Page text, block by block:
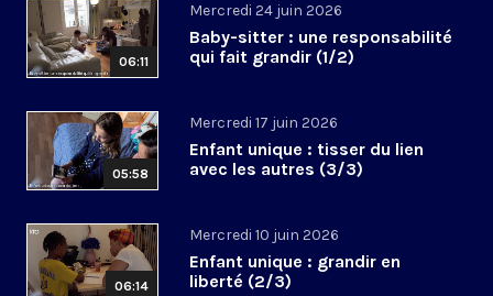
06:11
Mercredi 24 juin 2026
Baby-sitter : une responsabilité
qui fait grandir (1/2)
05:58
Mercredi 17 juin 2026
Enfant unique : tisser du lien
avec les autres (3/3)
06:14
Mercredi 10 juin 2026
Enfant unique : grandir en
liberté (2/3)